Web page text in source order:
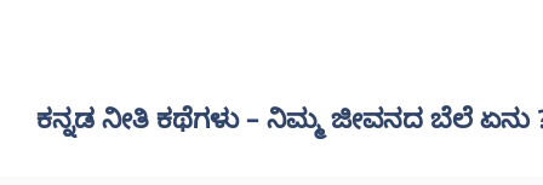
ಕನ್ನಡ ನೀತಿ ಕಥೆಗಳು – ನಿಮ್ಮ ಜೀವನದ ಬೆಲೆ ಏನು